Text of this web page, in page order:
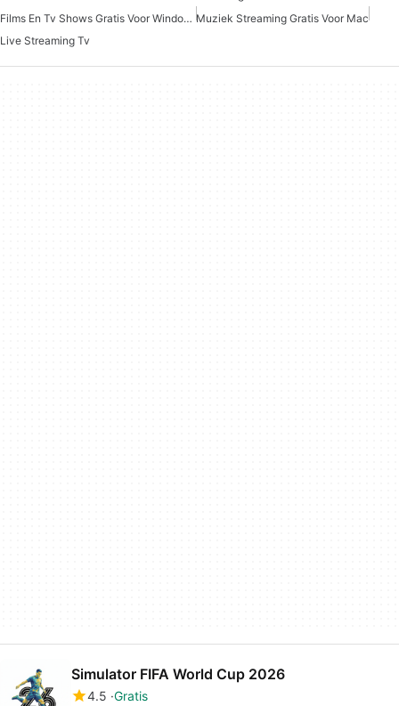
Films En Tv Shows Gratis Voor Windows Muziek Streaming Gratis Voor Mac
Live Streaming Tv
Simulator FIFA World Cup 2026
4.5 Gratis